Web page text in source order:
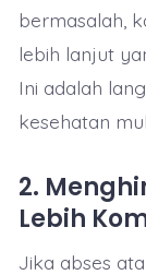
bermasalah,
lebih lanjut
Ini adalah
kesehatan
2.
Lebih
Jika abses